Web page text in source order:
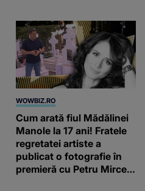
WOWBIZ.RO
Cum arată fiul Mădălinei
Manole la 17 ani! Fratele
regretatei artiste a
publicat o fotografie în
premieră cu Petru Mircea